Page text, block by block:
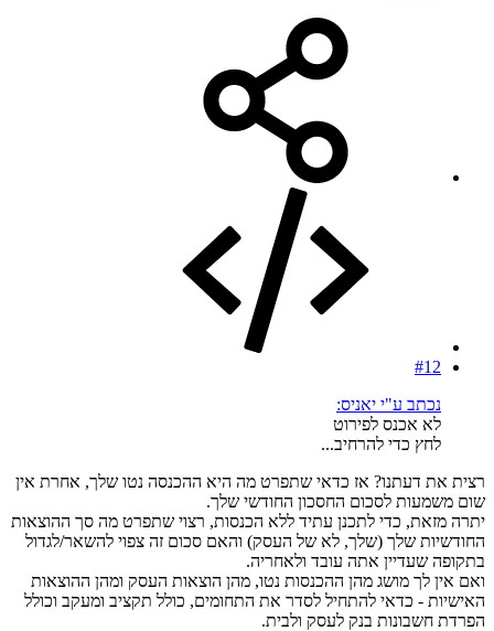
#12
נכתב ע"י יאניס:
לא אכנס לפירוט
לחץ כדי להרחיב...
רצית את דעתנו? אז כדאי שתפרט מה היא ההכנסה נטו שלך, אחרת אין
שום משמעות לסכום החסכון החודשי שלך.
יתרה מזאת, כדי לתכנן עתיד ללא הכנסות, רצוי שתפרט מה סך ההוצאות
החודשיות שלך (שלך, לא של העסק) והאם סכום זה צפוי להשאר/לגדול
בתקופה שעדיין אתה עובד ולאחריה.
ואם אין לך מושג מהן ההכנסות נטו, מהן הוצאות העסק ומהן ההוצאות
האישיות - כדאי להתחיל לסדר את התחומים, כולל תקציב ומעקב וכולל
הפרדת חשבונות בנק לעסק ולבית.